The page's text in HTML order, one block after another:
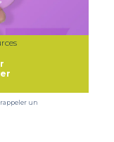
rappeler un